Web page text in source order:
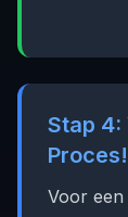
Stap 4:
Voor een